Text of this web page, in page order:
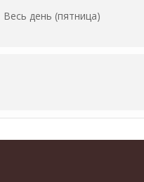
Весь день (пятница)